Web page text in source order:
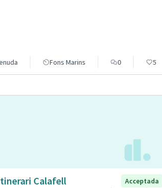
Fons Marins 0 5
Calafell
Acceptada